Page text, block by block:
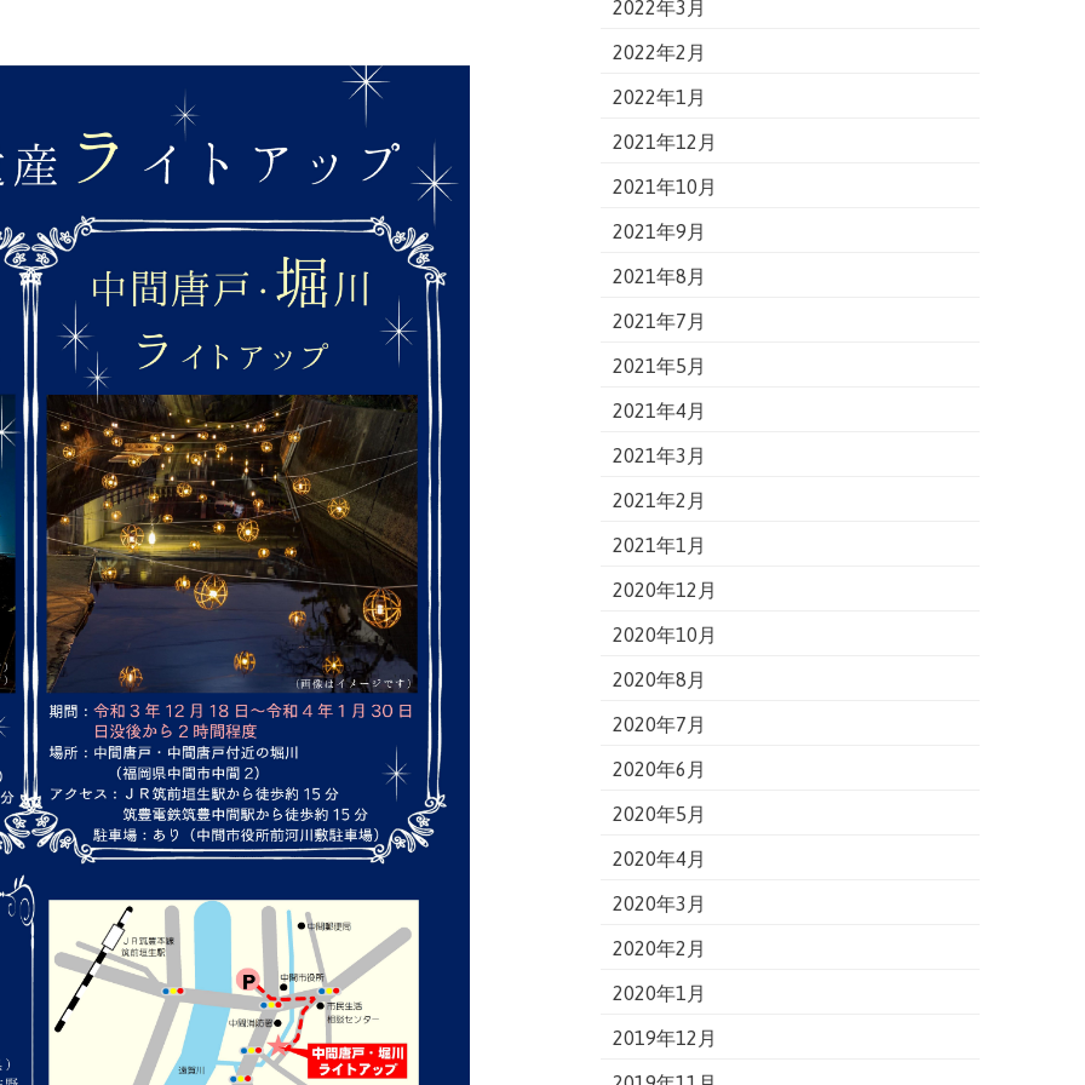
2022年3月
2022年2月
2022年1月
2021年12月
2021年10月
2021年9月
2021年8月
2021年7月
2021年5月
2021年4月
2021年3月
2021年2月
2021年1月
2020年12月
2020年10月
2020年8月
2020年7月
2020年6月
2020年5月
2020年4月
2020年3月
2020年2月
2020年1月
2019年12月